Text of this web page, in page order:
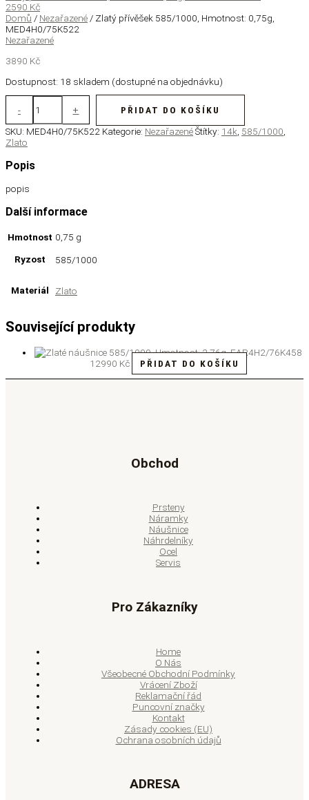
2590 Kč
Domů / Nezařazené/ Zlatý přívěšek 585/1000, Hmotnost: 0,75g,
MED4H0/75K522
Nezařazené
3890 Kč
Dostupnost: 18 skladem (dostupné na objednávku)
- +
PŘIDAT DO KOŠÍKU
SKU: MED4H0/75K522 Kategorie: NezařazenéŠtítky: 14k 585/1000
Zlato
Popis
popis
Další informace
Hmotnost 0,75 g
Ryzost
585/1000
Materiál Zlato
Související produkty
12990 Kč PŘIDAT DO KOŠÍKU
Obchod
Prsteny
Náramky
Náušnice
Náhrdelníky
Ocel
Servis
Pro Zákazníky
Home
O Nás
Všeobecné Obchodní Podmínky
Vrácení Zboží
Reklamační řád
Puncovní značky
Kontakt
Zásady cookies (EU)
Ochrana osobních údajů
ADRESA